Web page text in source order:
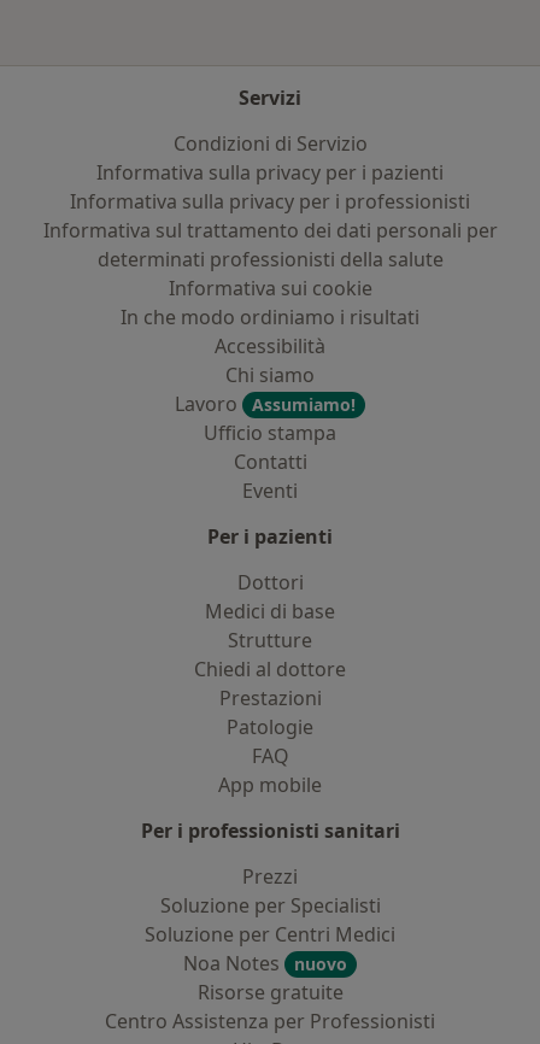
Servizi
Condizioni di Servizio
Informativa sulla privacy per i pazienti
Informativa sulla privacy per i professionisti
Informativa sul trattamento dei dati personali per
determinati professionisti della salute
Informativa sui cookie
In che modo ordiniamo i risultati
Accessibilità
Chi siamo
Lavoro
Assumiamo!
Ufficio stampa
Contatti
Eventi
Per i pazienti
Dottori
Medici di base
Strutture
Chiedi al dottore
Prestazioni
Patologie
FAQ
App mobile
Per i professionisti sanitari
Prezzi
Soluzione per Specialisti
Soluzione per Centri Medici
Noa Notes
nuovo
Risorse gratuite
Centro Assistenza per Professionisti